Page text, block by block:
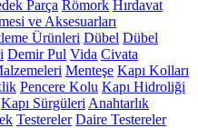
Parça Römork Hırdavat
ve Aksesuarları
Ürünleri Dübel Dübel
Demir Pul Vida Civata
Menteşe Kapı Kolları
Pencere Kolu Kapı Hidroliği
Kapı Sürgüleri Anahtarlık
Testereler Daire Testereler